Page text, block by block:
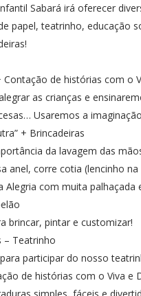
Sabará irá oferecer
papel, teatrinho, educação
de histórias com o
as crianças e
Usaremos a
+ Brincadeiras
da lavagem das
anel, corre cotia (lencinho
com muita palhaçada
brincar, pintar e customizar!
– Teatrinho
participar do nosso
de histórias com o Viva e